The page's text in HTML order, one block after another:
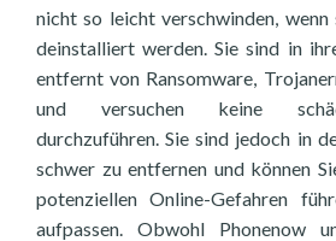
nicht so leicht verschwinden,
deinstalliert werden. Sie sind in
entfernt von Ransomware,
und versuchen keine
durchzuführen. Sie sind jedoch in
schwer zu entfernen und können
potenziellen Online-Gefahren
aufpassen. Obwohl Phonenow